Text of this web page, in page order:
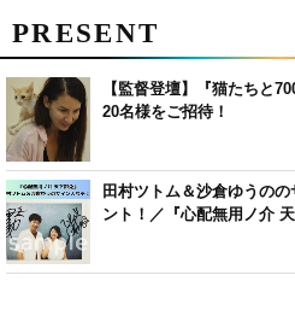
PRESENT
【監督登壇】『猫たちと
20名様をご招待！
田村ツトム＆沙倉ゆうの
ント！／『心配無用ノ介 天